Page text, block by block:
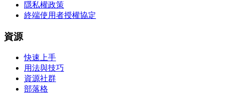
隱私權政策
終端使用者授權協定
資源
快速上手
用法與技巧
資源社群
部落格